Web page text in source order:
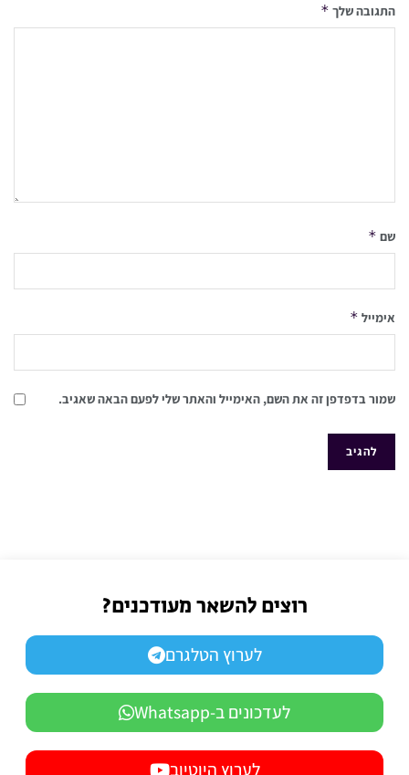
התגובה שלך *
שם *
אימייל *
שמור בדפדפן זה את השם, האימייל והאתר שלי לפעם הבאה שאגיב.
רוצים להשאר מעודכנים?
לערוץ הטלגרם
לעדכונים ב-Whatsapp
לערוץ היוטיוב